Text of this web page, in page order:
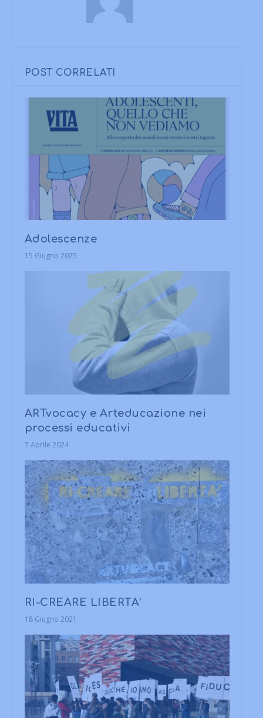
POST CORRELATI
Adolescenze
15 Giugno 2025
ARTvocacy e Arteducazione nei
processi educativi
7 Aprile 2024
RI-CREARE LIBERTA’
18 Giugno 2021